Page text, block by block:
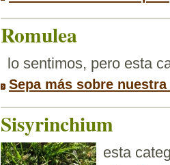
Romulea
lo sentimos, pero esta
Sepa más sobre
Sisyrinchium
esta